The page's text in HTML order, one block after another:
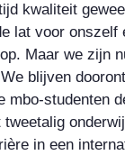
kwaliteit
lat voor onszelf
Maar we zijn
blijven
mbo-studenten
tweetalig
in een